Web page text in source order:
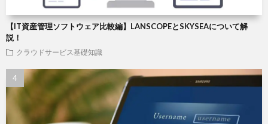
【IT資産管理ソフトウェア比較編】LANSCOPEとSKYSEAについて解
説！
クラウドサービス基礎知識